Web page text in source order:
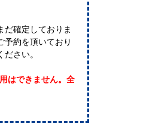
だ確定しておりま
予約を頂いており
ださい。​
はできません。全